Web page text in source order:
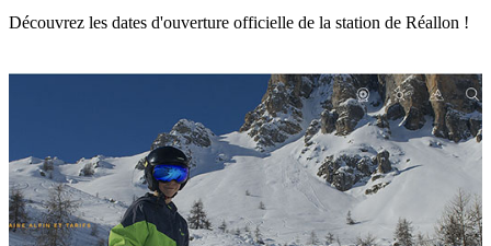
Découvrez les dates d'ouverture officielle de la station de Réallon !